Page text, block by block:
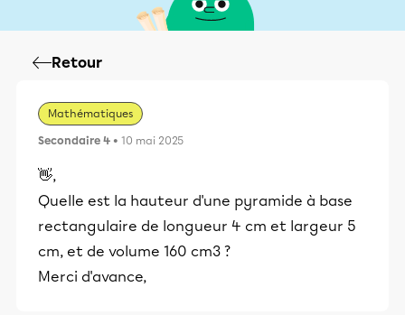
Retour
Mathématiques
Secondaire 4 • 10 mai 2025
👋,
Quelle est la hauteur d'une pyramide à base
rectangulaire de longueur 4 cm et largeur 5
cm, et de volume 160 cm3 ?
Merci d'avance,